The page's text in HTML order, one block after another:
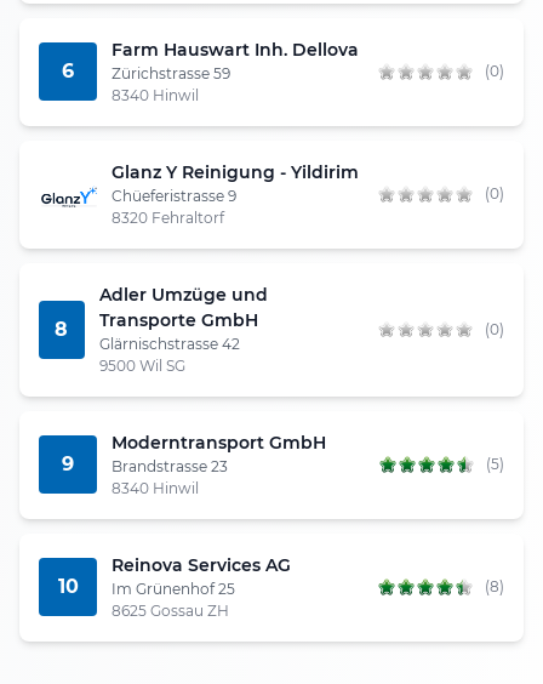
6
Farm Hauswart Inh. Dellova
Zürichstrasse 59
8340 Hinwil
(0)
Glanz Y Reinigung - Yildirim
Chüeferistrasse 9
8320 Fehraltorf
(0)
8
Adler Umzüge und
Transporte GmbH
Glärnischstrasse 42
9500 Wil SG
(0)
9
Moderntransport GmbH
Brandstrasse 23
8340 Hinwil
(5)
10
Reinova Services AG
Im Grünenhof 25
8625 Gossau ZH
(8)